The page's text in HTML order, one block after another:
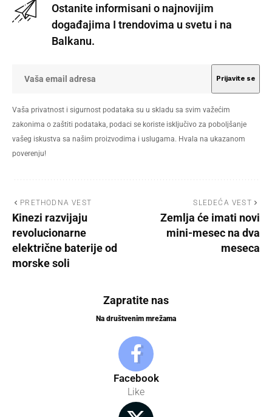
Ostanite informisani o najnovijim
događajima I trendovima u svetu i na
Balkanu.
Vaša privatnost i sigurnost podataka su u skladu sa svim važećim
zakonima o zaštiti podataka, podaci se koriste isključivo za poboljšanje
vašeg iskustva sa našim proizvodima i uslugama. Hvala na ukazanom
poverenju!
PRETHODNA VEST
Kinezi razvijaju
revolucionarne
električne baterije od
morske soli
SLEDEĆA VEST
Zemlja će imati novi
mini-mesec na dva
meseca
Zapratite nas
Na društvenim mrežama
Facebook
Like